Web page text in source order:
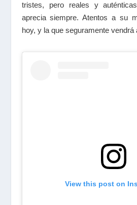
tristes, pero reales y
aprecia siempre. Atentos a su
hoy, y la que seguramente vendrá
View this post on